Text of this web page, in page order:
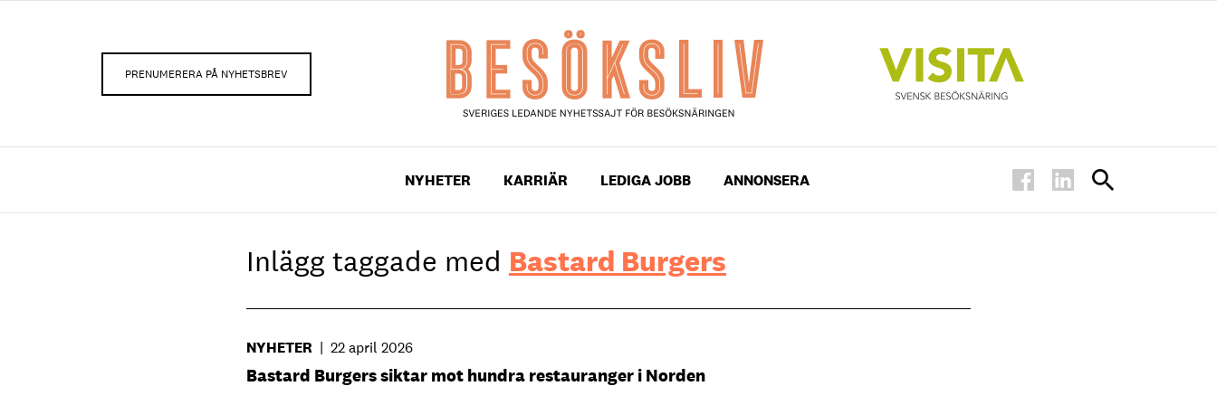
PRENUMERERA PÅ NYHETSBREV
NYHETER KARRIÄR LEDIGA JOBB ANNONSERA
Inlägg taggade med Bastard Burgers
NYHETER | 22 april 2026
Bastard Burgers siktar mot hundra restauranger i Norden